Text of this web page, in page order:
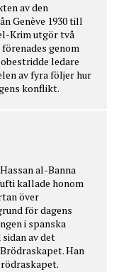
av den
Genève 1930 till
Krim utgör två
genom
ledare
av fyra följer hur
konflikt.
Hassan al-Banna
kallade honom
över
för dagens
i spanska
av det
Han